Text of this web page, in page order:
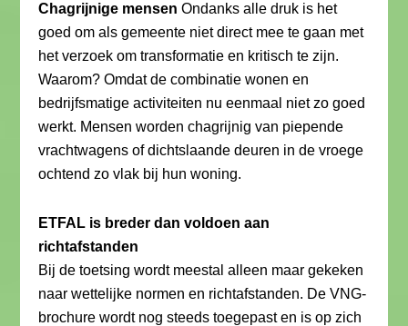
Chagrijnige mensen Ondanks alle druk is het
goed om als gemeente niet direct mee te gaan met
het verzoek om transformatie en kritisch te zijn.
Waarom? Omdat de combinatie wonen en
bedrijfsmatige activiteiten nu eenmaal niet zo goed
werkt. Mensen worden chagrijnig van piepende
vrachtwagens of dichtslaande deuren in de vroege
ochtend zo vlak bij hun woning.
ETFAL is breder dan voldoen aan
richtafstanden
Bij de toetsing wordt meestal alleen maar gekeken
naar wettelijke normen en richtafstanden. De VNG-
brochure wordt nog steeds toegepast en is op zich